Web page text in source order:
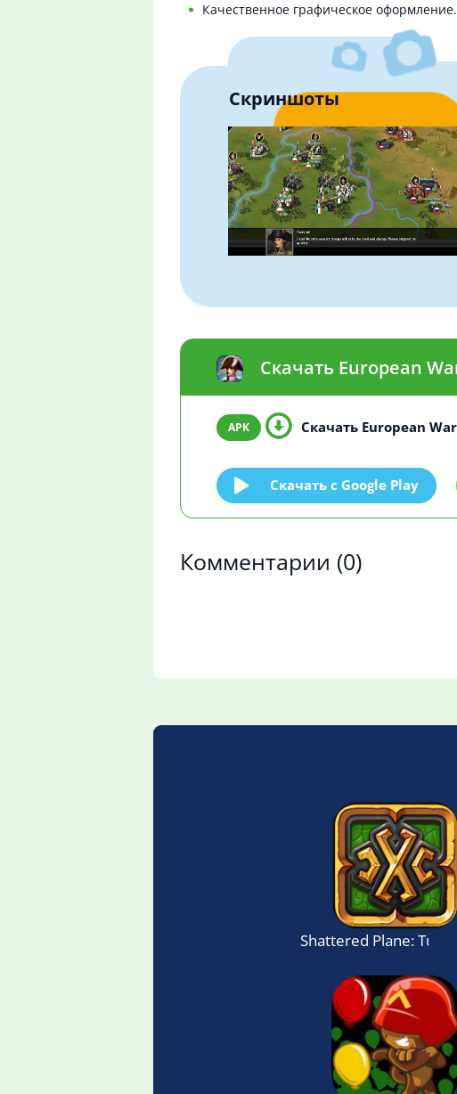
Качественное графическое оформление.
Скриншоты
Скачать European
Скачать European
Скачать c Google Play
Комментарии (0)
Shattered Plane: